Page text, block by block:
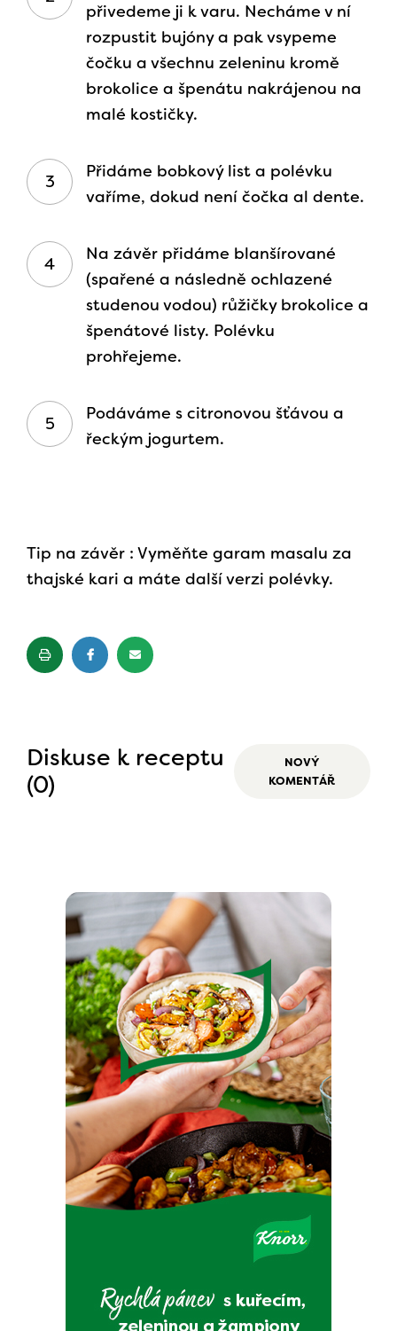
přivedeme ji k varu. Necháme v ní
rozpustit bujóny a pak vsypeme
čočku a všechnu zeleninu kromě
brokolice a špenátu nakrájenou na
malé kostičky.
Přidáme bobkový list a polévku
vaříme, dokud není čočka al dente.
Na závěr přidáme blanšírované
(spařené a následně ochlazené
studenou vodou) růžičky brokolice a
špenátové listy. Polévku
prohřejeme.
Podáváme s citronovou šťávou a
řeckým jogurtem.
Tip na závěr : Vyměňte garam masalu za
thajské kari a máte další verzi polévky.
Diskuse k receptu
(0)
NOVÝ
KOMENTÁŘ